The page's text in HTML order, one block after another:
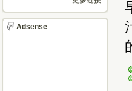
Adsense